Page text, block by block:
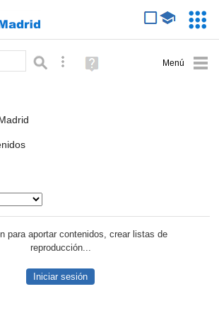
Búsqueda avanzada
Ayuda
(en
para aportar contenidos, crear listas de
reproducción...
Iniciar sesión